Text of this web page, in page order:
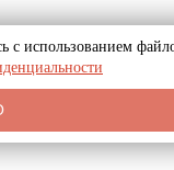
с использованием